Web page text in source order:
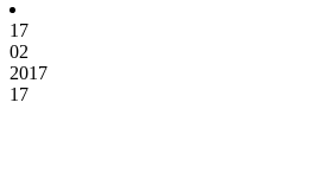
17
02
2017
17